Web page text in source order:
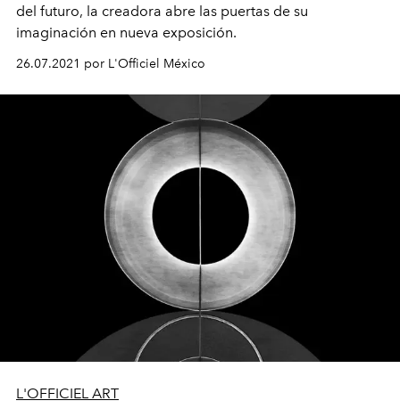
del futuro, la creadora abre las puertas de su
imaginación en nueva exposición.
26.07.2021 por L'Officiel México
L'OFFICIEL ART